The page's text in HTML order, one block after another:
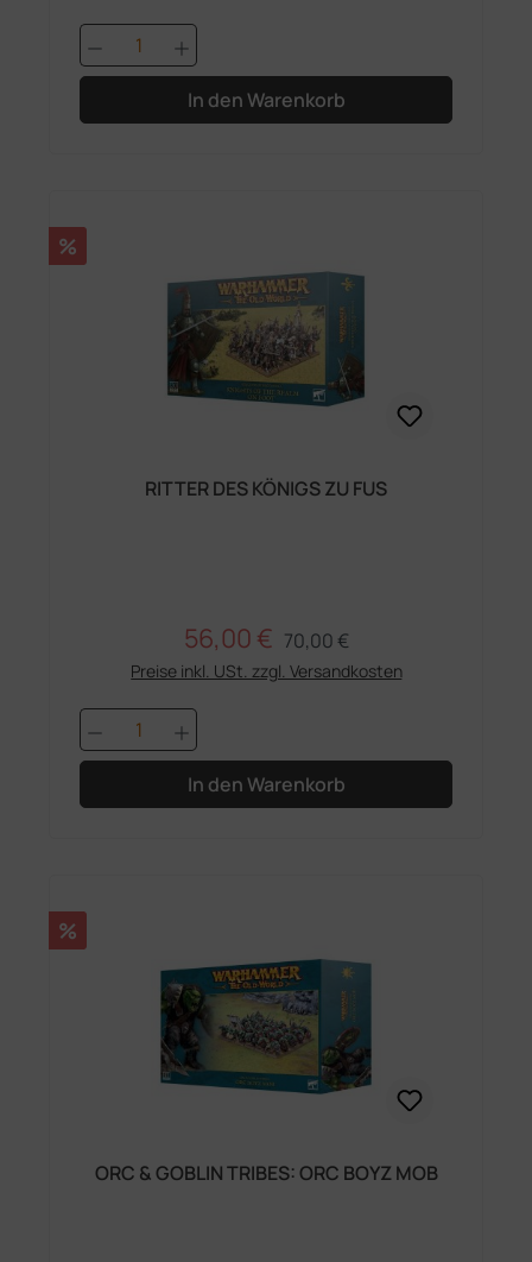
Produkt Anzahl: Gib den
In den Warenkorb
Rabatt
%
RITTER DES KÖNIGS ZU FUS
Verkaufspreis:
56,00 € Regulärer Preis:
70,00 €
Preise inkl. USt. zzgl. Versandkosten
Produkt Anzahl: Gib den
In den Warenkorb
Rabatt
%
ORC & GOBLIN TRIBES: ORC BOYZ MOB